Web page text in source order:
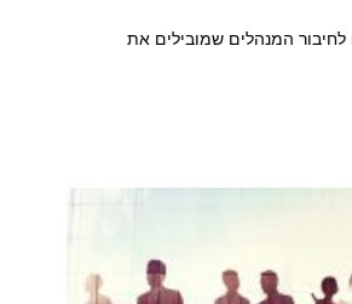
לחיבור המנהלים שמובילים את